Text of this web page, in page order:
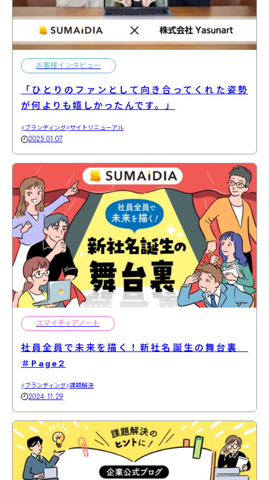
お客様インタビュー
「ひとりのファンとして向き合ってくれた姿勢
が何よりも嬉しかったんです。」
ブランディング サイトリニューアル
2025.01.07
スマイディアノート
社員全員で未来を描く！新社名誕生の舞台裏
＃Page2
ブランディング 課題解決
2024.11.29